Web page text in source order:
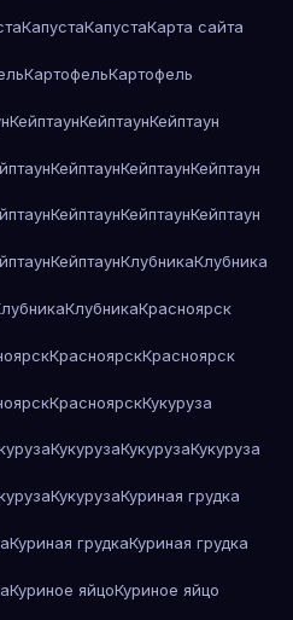
КапустаКапустаКарта сайта
КартофельКартофель
КейптаунКейптаунКейптаун
КейптаунКейптаунКейптаун
КейптаунКейптаунКейптаун
КейптаунКлубникаКлубника
КлубникаКрасноярск
КрасноярскКрасноярск
КрасноярскКукуруза
КукурузаКукурузаКукуруза
КукурузаКуриная грудка
Куриная грудкаКуриная грудка
Куриное яйцоКуриное яйцо